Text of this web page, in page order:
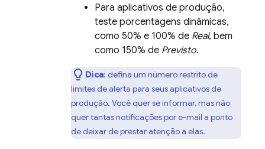
Para aplicativos de produção,
teste porcentagens dinâmicas,
como 50% e 100% de Real, bem
como 150% de Previsto.
Dica: defina um número restrito de
limites de alerta para seus aplicativos de
produção. Você quer se informar, mas não
quer tantas notificações por e-mail a ponto
de deixar de prestar atenção a elas.